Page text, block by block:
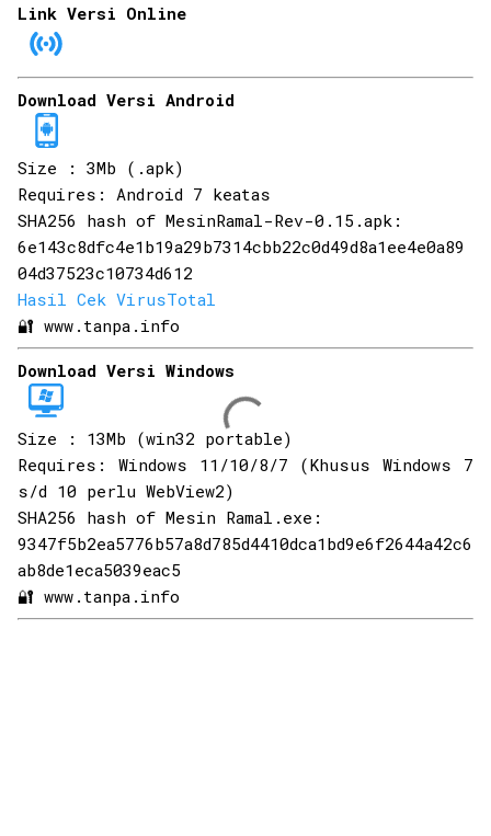
Link Versi Online
Download Versi Android
Size : 3Mb (.apk)
Requires: Android 7 keatas
SHA256 hash of MesinRamal-Rev-0.15.apk:
6e143c8dfc4e1b19a29b7314cbb22c0d49d8a1ee4e0a89
04d37523c10734d612
Hasil Cek VirusTotal
🔐 www.tanpa.info
Download Versi Windows
Size : 13Mb (win32 portable)
Requires: Windows 11/10/8/7 (Khusus Windows 7
s/d 10 perlu WebView2)
SHA256 hash of Mesin Ramal.exe:
9347f5b2ea5776b57a8d785d4410dca1bd9e6f2644a42c6
ab8de1eca5039eac5
🔐 www.tanpa.info